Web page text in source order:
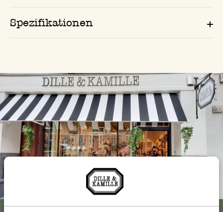
Spezifikationen
Immer in der Nähe